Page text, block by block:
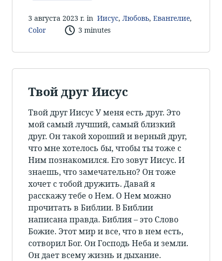
3 августа 2023 г. in Иисус, Любовь, Евангелие,
Color
3 minutes
Твой друг Иисус
Твой друг Иисус У меня есть друг. Это
мой самый лучший, самый близкий
друг. Он такой хороший и верный друг,
что мне хотелось бы, чтобы ты тоже с
Ним познакомился. Его зовут Иисус. И
знаешь, что замечательно? Он тоже
хочет с тобой дружить. Давай я
расскажу тебе о Нем. О Нем можно
прочитать в Библии. В Библии
написана правда. Библия – это Слово
Божие. Этот мир и все, что в нем есть,
сотворил Бог. Он Господь Неба и земли.
Он дает всему жизнь и дыхание.